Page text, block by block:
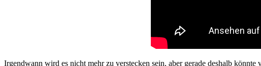
Irgendwann wird es nicht mehr zu verstecken sein, aber gerade deshalb